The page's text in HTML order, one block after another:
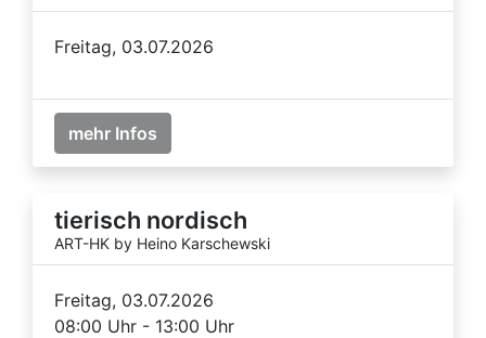
Freitag, 03.07.2026
mehr Infos
tierisch nordisch
ART-HK by Heino Karschewski
Freitag, 03.07.2026
08:00 Uhr - 13:00 Uhr